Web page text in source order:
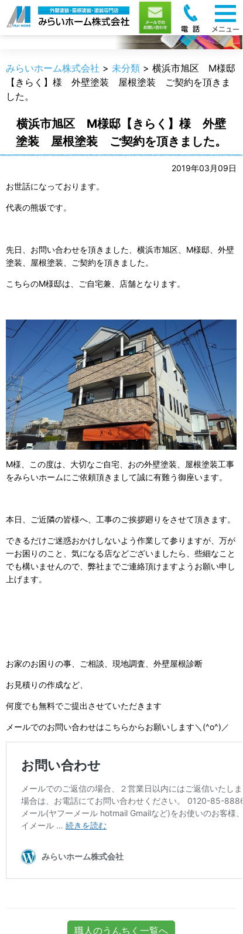
職人のうんちく
みらいホーム株式会社 > 未分類 > 横浜市旭区 M様邸
【きらく】様 外壁塗装 屋根塗装 ご契約を頂きま
した。
横浜市旭区 M様邸【きらく】様 外壁
塗装 屋根塗装 ご契約を頂きました。
2019年03月09日
お世話になっております。
代表の熊坂です。
先日、お問い合わせを頂きました、横浜市旭区、M様邸、外壁
塗装、屋根塗装、ご契約を頂きました。
こちらのM様邸は、ご自宅兼、店舗となります。
M様、この度は、大切なご自宅、おの外壁塗装、屋根塗装工事
をみらいホームにご依頼頂きまして誠に有難う御座います。
本日、ご近隣の皆様へ、工事のご挨拶廻りをさせて頂きます。
できるだけご迷惑おかけしないよう作業して参りますが、万が
一お困りのこと、気になる店などございましたら、些細なこと
でも構いませんので、弊社までご連絡頂けますようお願い申し
上げます。
お家のお困りの事、ご相談、現地調査、外壁屋根診断
お見積りの作成など、
何度でも無料でご提出させていただきます
メールでのお問い合わせはこちらからお願いします＼(^o^)／
職人のうんちく一覧へ